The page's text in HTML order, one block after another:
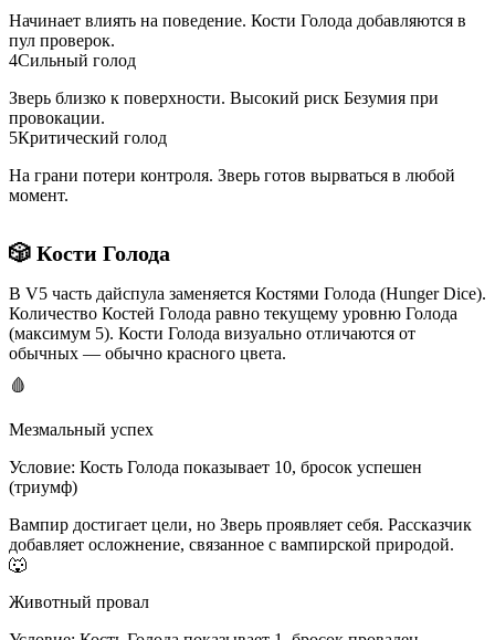
Начинает влиять на поведение. Кости Голода добавляются в
пул проверок.
4Сильный голод
Зверь близко к поверхности. Высокий риск Безумия при
провокации.
5Критический голод
На грани потери контроля. Зверь готов вырваться в любой
момент.
🎲 Кости Голода
В V5 часть дайспула заменяется Костями Голода (Hunger Dice).
Количество Костей Голода равно текущему уровню Голода
(максимум 5). Кости Голода визуально отличаются от
обычных — обычно красного цвета.
🩸
Мезмальный успех
Условие: Кость Голода показывает 10, бросок успешен
(триумф)
Вампир достигает цели, но Зверь проявляет себя. Рассказчик
добавляет осложнение, связанное с вампирской природой.
🐺
Животный провал